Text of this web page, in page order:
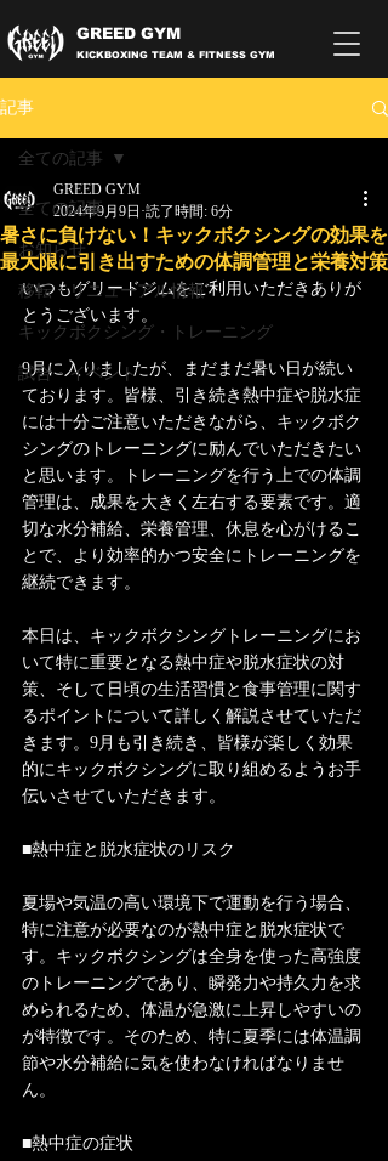
GREED GYM
KICKBOXING TEAM & FITNESS GYM
記事
全ての記事
お知らせ
移転・リニューアル情報
キックボクシング・トレーニング
試合・イベント
全ての記事
暑さに負けない！キックボクシングの効果を
最大限に引き出すための体調管理と栄養対策
GREED GYM
2024年9月9日 読了時間: 6分
いつもグリードジムをご利用いただきありが
とうございます。
9月に入りましたが、まだまだ暑い日が続い
ております。皆様、引き続き熱中症や脱水症
には十分ご注意いただきながら、キックボク
シングのトレーニングに励んでいただきたい
と思います。トレーニングを行う上での体調
管理は、成果を大きく左右する要素です。適
切な水分補給、栄養管理、休息を心がけるこ
とで、より効率的かつ安全にトレーニングを
継続できます。
本日は、キックボクシングトレーニングにお
いて特に重要となる熱中症や脱水症状の対
策、そして日頃の生活習慣と食事管理に関す
るポイントについて詳しく解説させていただ
きます。9月も引き続き、皆様が楽しく効果
的にキックボクシングに取り組めるようお手
伝いさせていただきます。
■熱中症と脱水症状のリスク
夏場や気温の高い環境下で運動を行う場合、
特に注意が必要なのが熱中症と脱水症状で
す。キックボクシングは全身を使った高強度
のトレーニングであり、瞬発力や持久力を求
められるため、体温が急激に上昇しやすいの
が特徴です。そのため、特に夏季には体温調
節や水分補給に気を使わなければなりませ
ん。
■熱中症の症状